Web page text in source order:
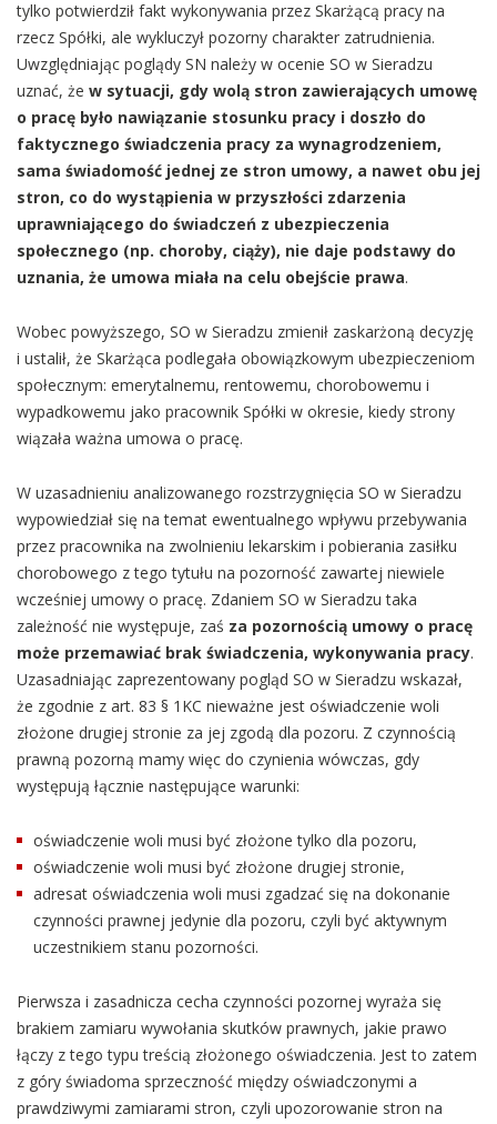
tylko potwierdził fakt wykonywania przez Skarżącą pracy na
rzecz Spółki, ale wykluczył pozorny charakter zatrudnienia.
Uwzględniając poglądy SN należy w ocenie SO w Sieradzu
uznać, że w sytuacji, gdy wolą stron zawierających umowę
o pracę było nawiązanie stosunku pracy i doszło do
faktycznego świadczenia pracy za wynagrodzeniem,
sama świadomość jednej ze stron umowy, a nawet obu jej
stron, co do wystąpienia w przyszłości zdarzenia
uprawniającego do świadczeń z ubezpieczenia
społecznego (np. choroby, ciąży), nie daje podstawy do
uznania, że umowa miała na celu obejście prawa.
Wobec powyższego, SO w Sieradzu zmienił zaskarżoną decyzję
i ustalił, że Skarżąca podlegała obowiązkowym ubezpieczeniom
społecznym: emerytalnemu, rentowemu, chorobowemu i
wypadkowemu jako pracownik Spółki w okresie, kiedy strony
wiązała ważna umowa o pracę.
W uzasadnieniu analizowanego rozstrzygnięcia SO w Sieradzu
wypowiedział się na temat ewentualnego wpływu przebywania
przez pracownika na zwolnieniu lekarskim i pobierania zasiłku
chorobowego z tego tytułu na pozorność zawartej niewiele
wcześniej umowy o pracę. Zdaniem SO w Sieradzu taka
zależność nie występuje, zaś za pozornością umowy o pracę
może przemawiać brak świadczenia, wykonywania pracy.
Uzasadniając zaprezentowany pogląd SO w Sieradzu wskazał,
że zgodnie z art. 83 § 1KC nieważne jest oświadczenie woli
złożone drugiej stronie za jej zgodą dla pozoru. Z czynnością
prawną pozorną mamy więc do czynienia wówczas, gdy
występują łącznie następujące warunki:
oświadczenie woli musi być złożone tylko dla pozoru,
oświadczenie woli musi być złożone drugiej stronie,
adresat oświadczenia woli musi zgadzać się na dokonanie
czynności prawnej jedynie dla pozoru, czyli być aktywnym
uczestnikiem stanu pozorności.
Pierwsza i zasadnicza cecha czynności pozornej wyraża się
brakiem zamiaru wywołania skutków prawnych, jakie prawo
łączy z tego typu treścią złożonego oświadczenia. Jest to zatem
z góry świadoma sprzeczność między oświadczonymi a
prawdziwymi zamiarami stron, czyli upozorowanie stron na